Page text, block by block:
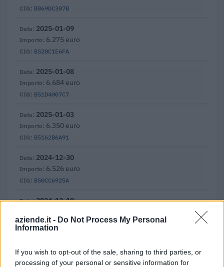
aziende.it - Do Not Process My Personal
Information
If you wish to opt-out of the sale, sharing to third parties, or
processing of your personal or sensitive information for
B869DC307B
B520C1E6FA
2025-01-09
6.275 euro
B51D4007C7
2025-01-08
6.684 euro
B5162B6A91
2025-01-03
6.350 euro
B50CC6925A
2024-12-30
6.526 euro
B4B04637BA
2024-12-10
licenza CC BY-SA 4.0). Ogni CIG e' verificabile sul portale ANAC.